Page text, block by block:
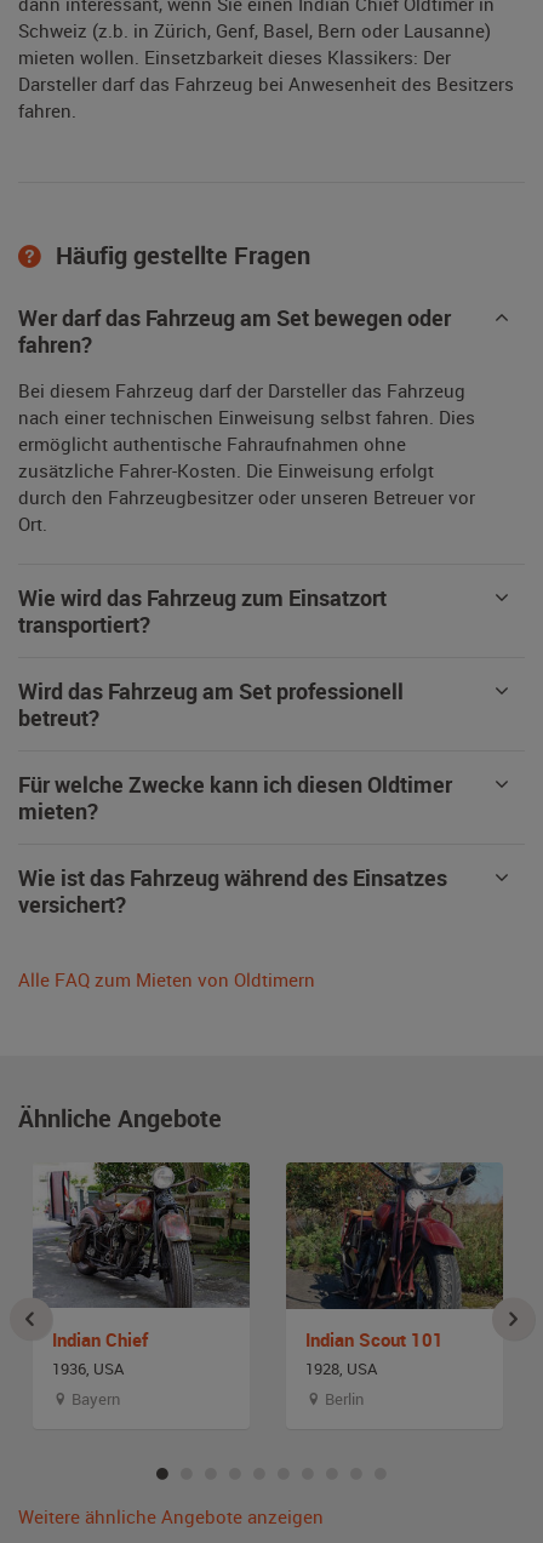
Schweiz (z.b. in Zürich, Genf, Basel, Bern oder Lausanne)
mieten wollen. Einsetzbarkeit dieses Klassikers: Der
Darsteller darf das Fahrzeug bei Anwesenheit des Besitzers
fahren.
Häufig gestellte Fragen
Wer darf das Fahrzeug am Set bewegen oder
fahren?
Bei diesem Fahrzeug darf der Darsteller das Fahrzeug
nach einer technischen Einweisung selbst fahren. Dies
ermöglicht authentische Fahraufnahmen ohne
zusätzliche Fahrer-Kosten. Die Einweisung erfolgt
durch den Fahrzeugbesitzer oder unseren Betreuer vor
Ort.
Wie wird das Fahrzeug zum Einsatzort
transportiert?
Wird das Fahrzeug am Set professionell
betreut?
Für welche Zwecke kann ich diesen Oldtimer
mieten?
Wie ist das Fahrzeug während des Einsatzes
versichert?
Alle FAQ zum Mieten von Oldtimern
Ähnliche Angebote
Indian Chief
1936, USA
Bayern
Indian Scout 101
1928, USA
Berlin
Weitere ähnliche Angebote anzeigen